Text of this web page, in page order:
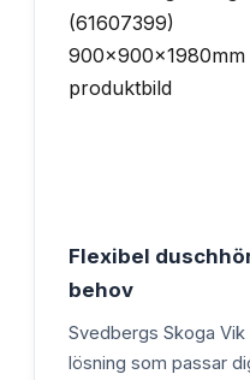
Flexibel
behov
Svedbergs Skoga
lösning som passar